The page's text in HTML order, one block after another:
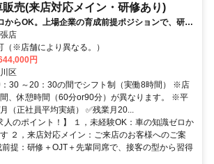
売(来店対応メイン・研修あり)
からOK。上場企業の育成前提ポジションで、研修
から学べます。
店
通勤可（※店舗により異なる。）
円
区
30 ～20：30の間でシフト制（実働8時間） ※店
、休憩時間（60分or90分）が異なります。 ※平
（正社員平均実績） ✅残業月20...
人のポイント！】 １，未経験OK：車の知識ゼロか
２，来店対応メイン：ご来店のお客様へのご案
提：研修＋OJT＋先輩同席で、接客の型から習得